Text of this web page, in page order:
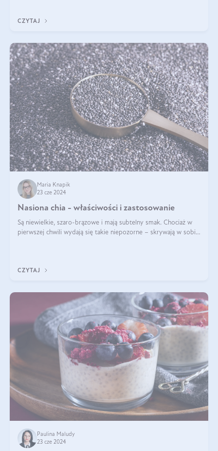
CZYTAJ
Maria Knapik
23 cze 2024
Nasiona chia - właściwości i zastosowanie
Są niewielkie, szaro-brązowe i mają subtelny smak. Chociaż w
pierwszej chwili wydają się takie niepozorne – skrywają w sobie
CZYTAJ
Paulina Maludy
23 cze 2024